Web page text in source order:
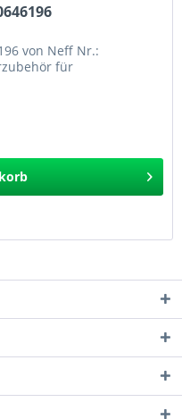
von Neff Nr.:
für